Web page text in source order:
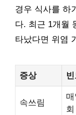
경우 식사를 하
다. 최근 1개월
타났다면 위염
증상
속쓰림